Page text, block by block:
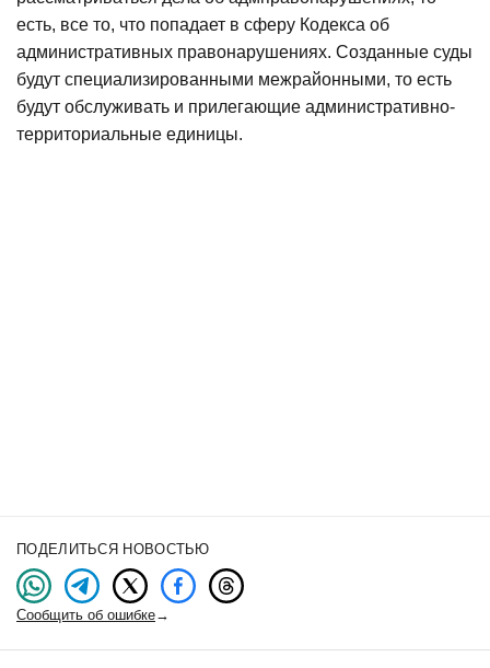
есть, все то, что попадает в сферу Кодекса об
административных правонарушениях. Созданные суды
будут специализированными межрайонными, то есть
будут обслуживать и прилегающие административно-
территориальные единицы.
ПОДЕЛИТЬСЯ НОВОСТЬЮ
Сообщить об ошибке→